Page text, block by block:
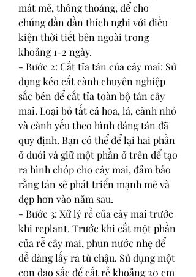
mát mẻ, thông thoáng, để cho
chúng dần dần thích nghi với điều
kiện thời tiết bên ngoài trong
khoảng 1-2 ngày.
- Bước 2: Cắt tỉa tán của cây mai: Sử
dụng kéo cắt cành chuyên nghiệp
sắc bén để cắt tỉa toàn bộ tán cây
mai. Loại bỏ tất cả hoa, lá, cành nhỏ
và cành yếu theo hình dáng tán đã
quy định. Bạn có thể để lại hai phần
ở dưới và giữ một phần ở trên để tạo
ra hình chóp cho cây mai, đảm bảo
rằng tán sẽ phát triển mạnh mẽ và
đẹp hơn vào năm sau.
- Bước 3: Xử lý rễ của cây mai trước
khi replant. Trước khi cắt một phần
của rễ cây mai, phun nước nhẹ để
dễ dàng lấy ra từ chậu. Sử dụng một
con dao sắc để cắt rễ khoảng 20 cm